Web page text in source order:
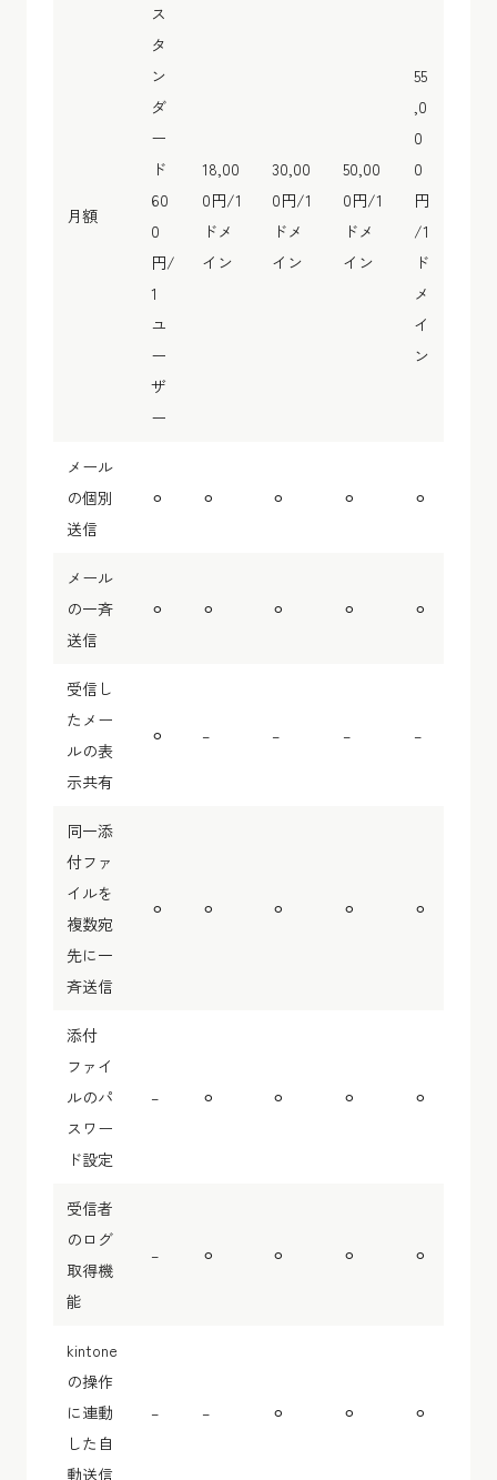
月額
ス
タ
ン
ダ
ー
ド
60
0
円/
1
ユ
ー
ザ
ー
18,00
0円/1
ドメ
イン
30,00
0円/1
ドメ
イン
50,00
0円/1
ドメ
イン
55
,0
0
0
円
/1
ド
メ
イ
ン
メール
の個別
送信
⚪︎ ⚪︎ ⚪︎ ⚪︎ ⚪︎
メール
の一斉
送信
⚪︎ ⚪︎ ⚪︎ ⚪︎ ⚪︎
受信し
たメー
ルの表
示共有
⚪︎ – – – –
同一添
付ファ
イルを
複数宛
先に一
斉送信
⚪︎ ⚪︎ ⚪︎ ⚪︎ ⚪︎
添付
ファイ
ルのパ
スワー
ド設定
– ⚪︎ ⚪︎ ⚪︎ ⚪︎
受信者
のログ
取得機
能
– ⚪︎ ⚪︎ ⚪︎ ⚪︎
kintone
の操作
に連動
した自
動送信
– – ⚪︎ ⚪︎ ⚪︎